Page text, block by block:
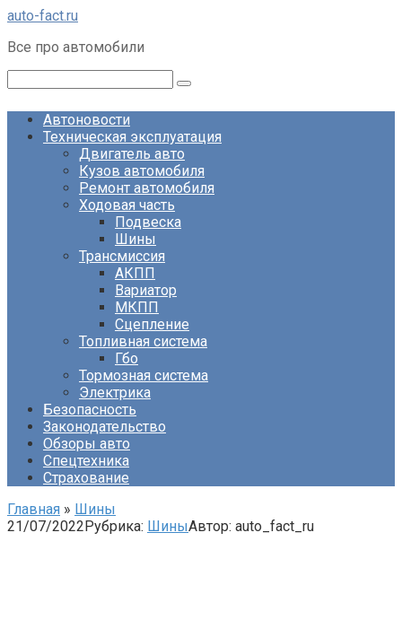
Перейти
контенту
auto-fact.ru
Все про автомобили
Автоновости
Техническая эксплуатация
Двигатель авто
Кузов автомобиля
Ремонт автомобиля
Ходовая часть
Подвеска
Шины
Трансмиссия
АКПП
Вариатор
МКПП
Сцепление
Топливная система
Гбо
Тормозная система
Электрика
Безопасность
Законодательство
Обзоры авто
Спецтехника
Страхование
Главная » Шины
21/07/2022Рубрика: ШиныАвтор: auto_fact_ru